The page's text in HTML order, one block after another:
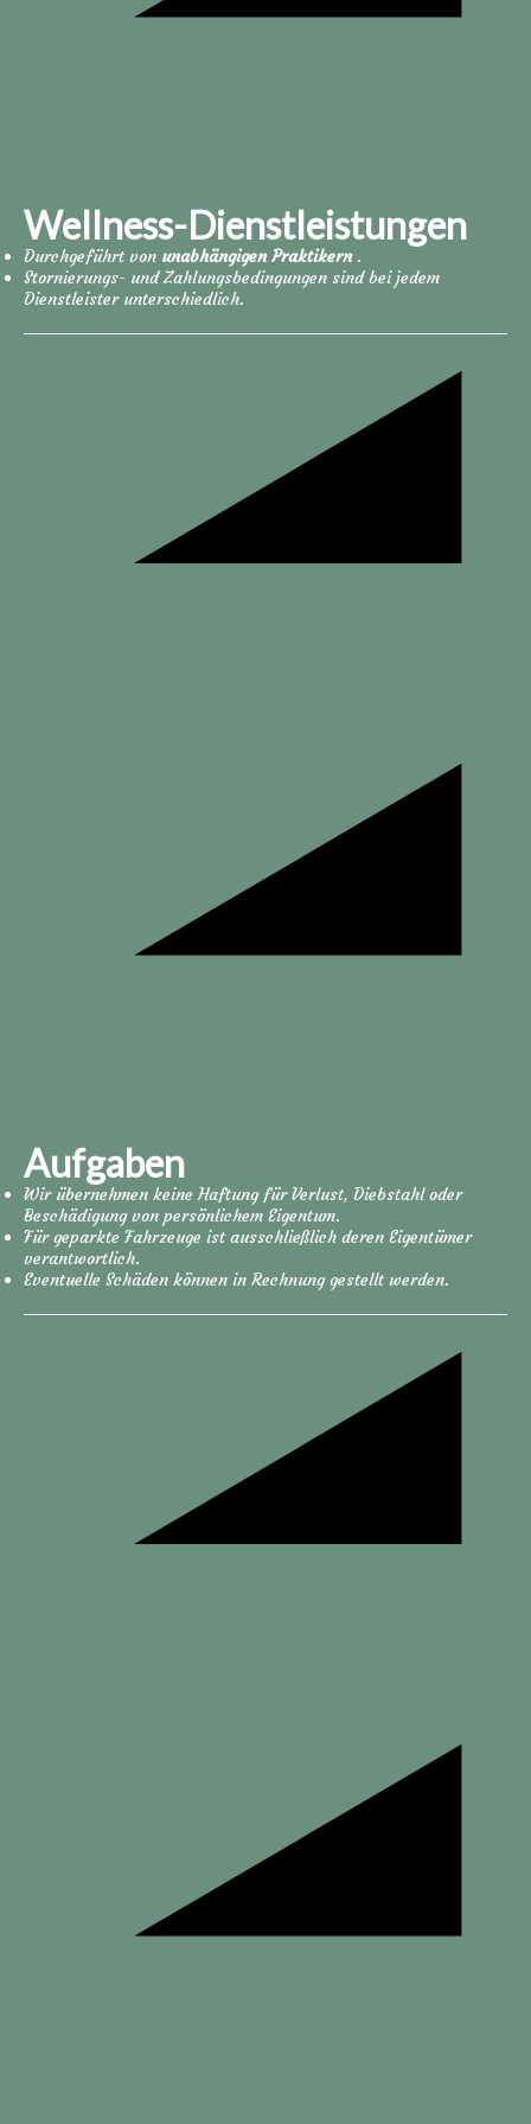
Wellness-Dienstleistungen
Durchgeführt von unabhängigen Praktikern.
Stornierungs- und Zahlungsbedingungen sind bei jedem
Dienstleister unterschiedlich.
Aufgaben
Wir übernehmen keine Haftung für Verlust, Diebstahl oder
Beschädigung von persönlichem Eigentum.
Für geparkte Fahrzeuge ist ausschließlich deren Eigentümer
verantwortlich.
Eventuelle Schäden können in Rechnung gestellt werden.